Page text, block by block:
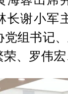
长谢小军
党组书记
荣、罗伟